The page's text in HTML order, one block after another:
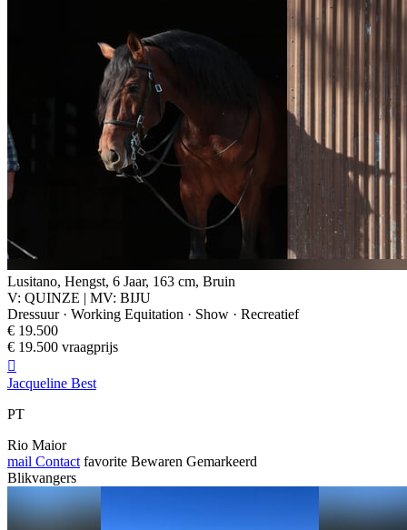
Lusitano, Hengst, 6 Jaar, 163 cm, Bruin
V: QUINZE | MV: BIJU
Dressuur · Working Equitation · Show · Recreatief
€ 19.500
€ 19.500 vraagprijs

Jacqueline Best
PT
Rio Maior
mail Contact favorite Bewaren Gemarkeerd
Blikvangers